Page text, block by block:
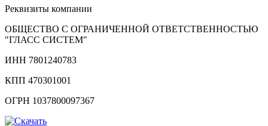
Реквизиты компании
ОБЩЕСТВО С ОГРАНИЧЕННОЙ ОТВЕТСТВЕННОСТЬЮ
"ГЛАСС СИСТЕМ"
ИНН 7801240783
КПП 470301001
ОГРН 1037800097367